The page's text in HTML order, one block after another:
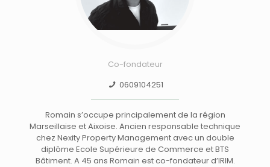
Co-fondateur
0609104251
Romain s’occupe principalement de la région
Marseillaise et Aixoise. Ancien responsable technique
chez Nexity Property Management avec un double
diplôme Ecole Supérieure de Commerce et BTS
Bâtiment. A 45 ans Romain est co-fondateur d’IRIM.